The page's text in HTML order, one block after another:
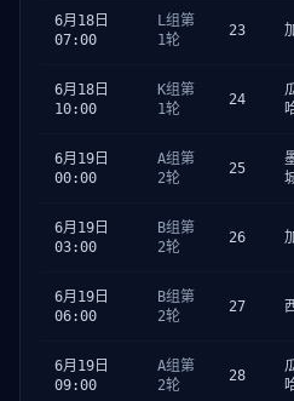
6月18日
07:00
L组第
1轮
23
6月18日
10:00
K组第
1轮
24
6月19日
00:00
A组第
2轮
25
6月19日
03:00
B组第
2轮
26
6月19日
06:00
B组第
2轮
27
6月19日
09:00
A组第
2轮
28